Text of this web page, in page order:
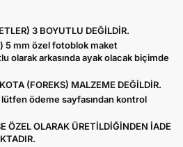
3 BOYUTLU DEĞİLDİR.
5 mm özel fotoblok maket
olarak arkasında ayak olacak biçimde
(FOREKS) MALZEME DEĞİLDİR.
ödeme sayfasından kontrol
ÖZEL OLARAK ÜRETİLDİĞİNDEN İADE